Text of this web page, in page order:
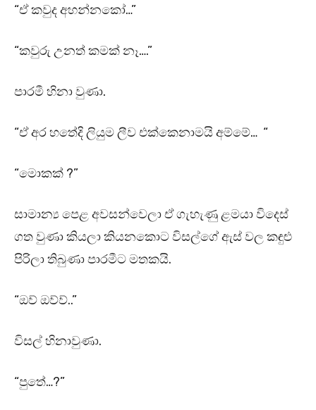
“ඒ කවුද අහන්නකෝ…”
“කවුරු උනත් කමක් නෑ….”
පාරමී හිනා වුණා.
“ඒ අර හතේදි ලියුම ලීව එක්කෙනාමයි අම්මේ… “
“මොකක් ?”
සාමාන්‍ය පෙළ අවසන්වෙලා ඒ ගැහැණු ළමයා විදෙස්
ගත වුණා කියලා කියනකොට විසල්ගේ ඇස් වල කඳුළු
පිරිලා තිබුණා පාරමීට මතකයි.
“ඔව් ඔව්ව්..”
විසල් හිනාවුණා.
“පුතේ…?”